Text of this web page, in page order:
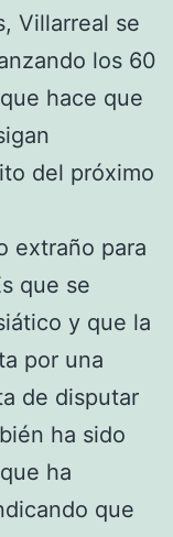
Villarreal se
los 60
hace que
del próximo
extraño para
que se
y que la
por una
de disputar
ha sido
ha
que